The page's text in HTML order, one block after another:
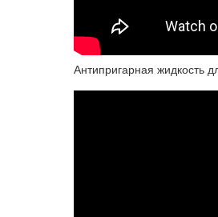
Антипригарная жидкость